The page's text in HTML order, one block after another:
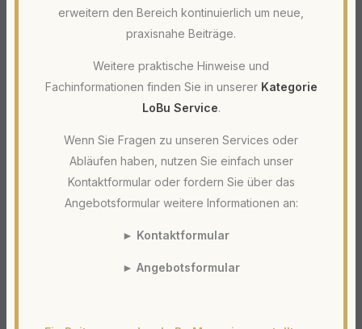
erweitern den Bereich kontinuierlich um neue,
praxisnahe Beiträge.
Weitere praktische Hinweise und
Fachinformationen finden Sie in unserer Kategorie
LoBu Service.
Wenn Sie Fragen zu unseren Services oder
Abläufen haben, nutzen Sie einfach unser
Kontaktformular oder fordern Sie über das
Angebotsformular weitere Informationen an:
► Kontaktformular
► Angebotsformular